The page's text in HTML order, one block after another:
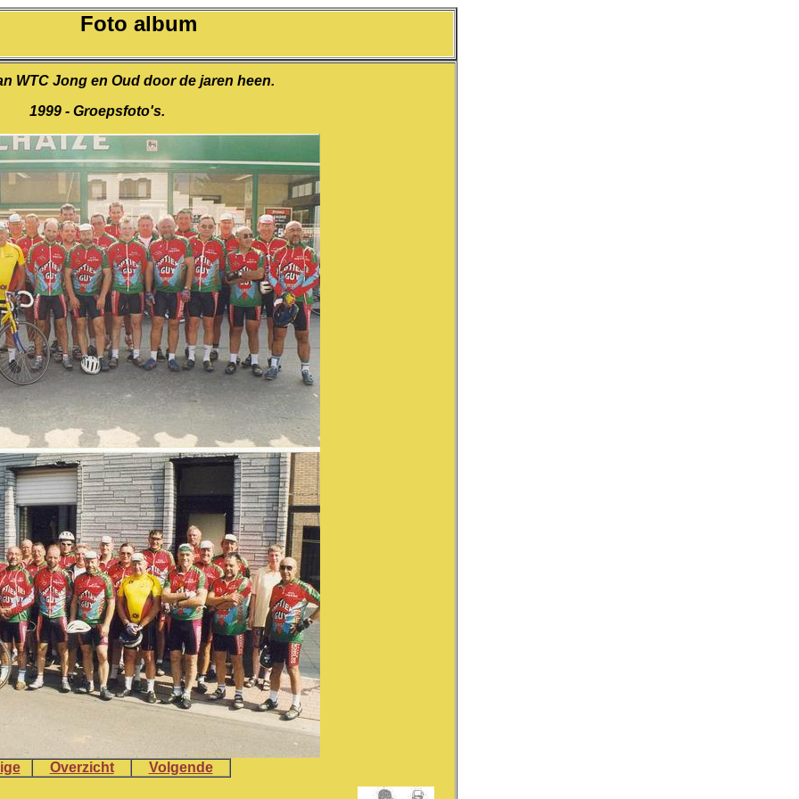
Foto album
WTC Jong en Oud door de jaren heen.
1999 - Groepsfoto's.
Overzicht Volgende